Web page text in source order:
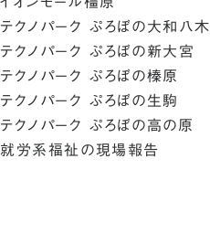
テクノパーク ぷろぼの大和八木
テクノパーク ぷろぼの新大宮
テクノパーク ぷろぼの榛原
テクノパーク ぷろぼの生駒
テクノパーク ぷろぼの高の原
就労系福祉の現場報告